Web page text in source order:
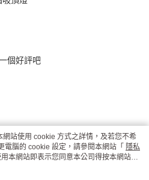
個好評吧
站使用 cookie 方式之詳情，及若您不希
電腦的 cookie 設定，請參閱本網站「 隱私
本網站即表示您同意本公司得按本網站使